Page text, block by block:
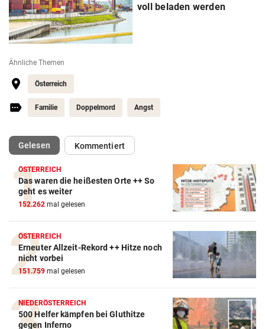
voll beladen werden
Ähnliche Themen
Österreich
Familie Doppelmord Angst
Gelesen(ausgewählt)Kommentiert
ÖSTERREICH
Das waren die heißesten Orte ++ So
geht es weiter
152.262 mal gelesen
ÖSTERREICH
Erneuter Allzeit-Rekord ++ Hitze noch
nicht vorbei
151.759 mal gelesen
NIEDERÖSTERREICH
500 Helfer kämpfen bei Gluthitze
gegen Inferno